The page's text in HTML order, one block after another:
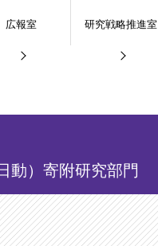
広報室 研究戦略推進室
動）寄附研究部門